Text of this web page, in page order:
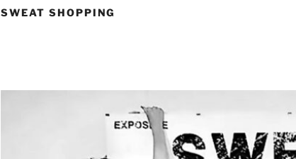
SWEAT SHOPPING